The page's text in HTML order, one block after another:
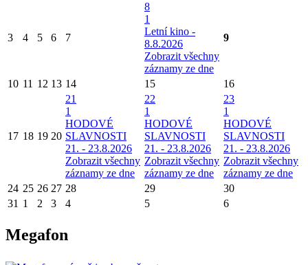
3 4 5 6 7
8
1
Letní kino -
8.8.2026
Zobrazit všechny
záznamy ze dne
9
10 11 12 13 14 15 16
17 18 19 20
21
1
HODOVÉ
SLAVNOSTI
21. - 23.8.2026
Zobrazit všechny
záznamy ze dne
22
1
HODOVÉ
SLAVNOSTI
21. - 23.8.2026
Zobrazit všechny
záznamy ze dne
23
1
HODOVÉ
SLAVNOSTI
21. - 23.8.2026
Zobrazit všechny
záznamy ze dne
24 25 26 27 28 29
30
31 1 2 3 4 5 6
Megafon